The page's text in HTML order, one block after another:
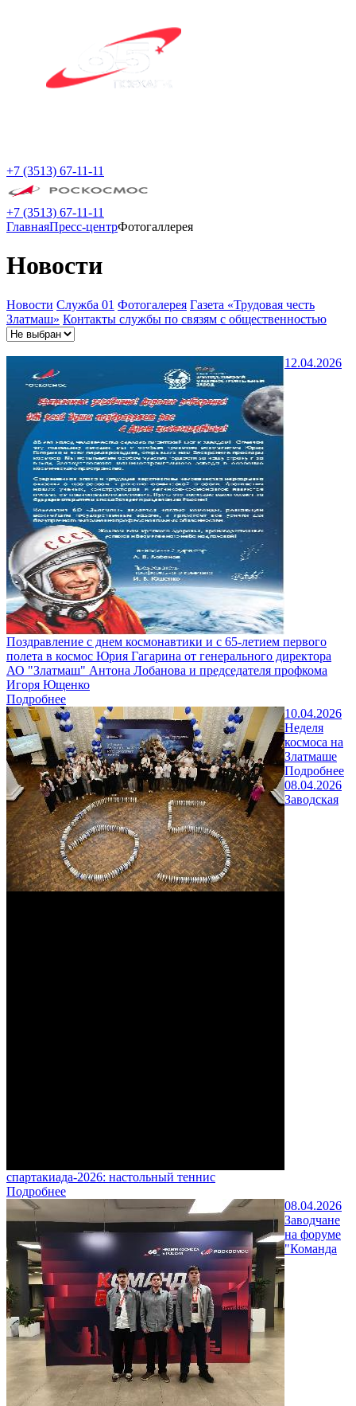
+7 (3513) 67-11-11
+7 (3513) 67-11-11
ГлавнаяПресс-центрФотогаллерея
Новости
Новости Служба 01 Фотогалерея Газета «Трудовая честь
Златмаш» Контакты службы по связям с общественностью
12.04.2026
Поздравление с днем космонавтики и с 65-летием первого
полета в космос Юрия Гагарина от генерального директора
АО "Златмаш" Антона Лобанова и председателя профкома
Игоря Ющенко
Подробнее
10.04.2026
Неделя
космоса на
Златмаше
Подробнее
08.04.2026
Заводская
спартакиада-2026: настольный теннис
Подробнее
08.04.2026
Заводчане
на форуме
"Команда